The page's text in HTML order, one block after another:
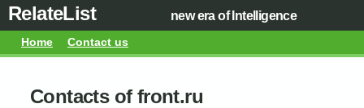
RelateList new era of Intelligence
Home Contact us
Contacts of front.ru